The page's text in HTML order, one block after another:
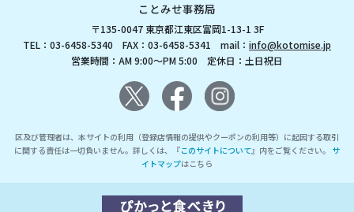
ことみせ事務局
〒135-0047 東京都江東区富岡1-13-1 3F
TEL：03-6458-5340 FAX：03-6458-5341 mail： info@kotomise.jp
営業時間：AM 9:00～PM 5:00 定休日：土日祝日
区及び管理者は、本サイトの利用（登録店情報の提供やクーポンの利用等）に起因する取引
に関する責任は一切負いません。詳しくは、『このサイトについて』内をご覧ください。 サ
イトマップはこちら